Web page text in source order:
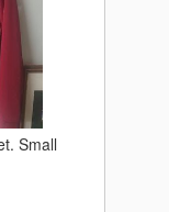
Small